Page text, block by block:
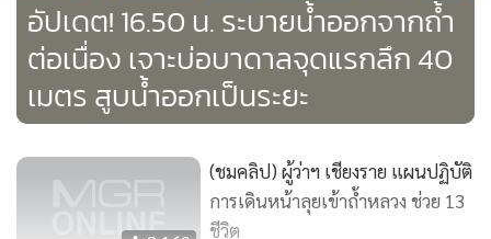
อัปเดต! 16.50 น. ระบายน้ำออกจากถ้ำ
ต่อเนื่อง เจาะบ่อบาดาลจุดแรกลึก 40
เมตร สูบน้ำออกเป็นระยะ
(ชมคลิป) ผู้ว่าฯ เชียงราย แผนปฏิบัติ
การเดินหน้าลุยเข้าถ้ำหลวง ช่วย 13
ชีวิต